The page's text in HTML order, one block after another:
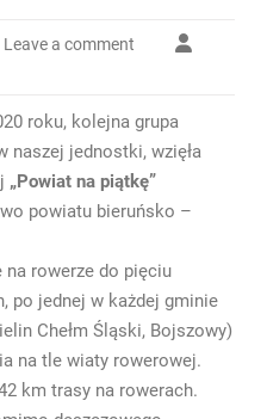
Leave a comment
roku, kolejna grupa
naszej jednostki, wzięła
„Powiat na piątkę”
powiatu bieruńsko –
rowerze do pięciu
po jednej w każdej gminie
Chełm Śląski, Bojszowy)
na tle wiaty rowerowej.
km trasy na rowerach.